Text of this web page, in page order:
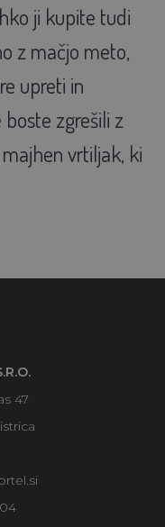
ji kupite tudi
z mačjo meto,
upreti in
zgrešili z
vrtiljak, ki
47